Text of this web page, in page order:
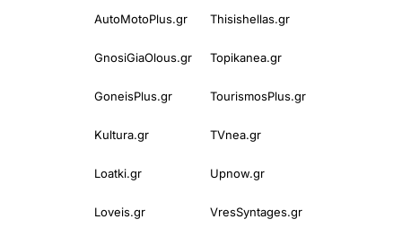
AutoMotoPlus.gr Thisishellas.gr
GnosiGiaOlous.gr Topikanea.gr
GoneisPlus.gr TourismosPlus.gr
Kultura.gr TVnea.gr
Loatki.gr Upnow.gr
Loveis.gr VresSyntages.gr